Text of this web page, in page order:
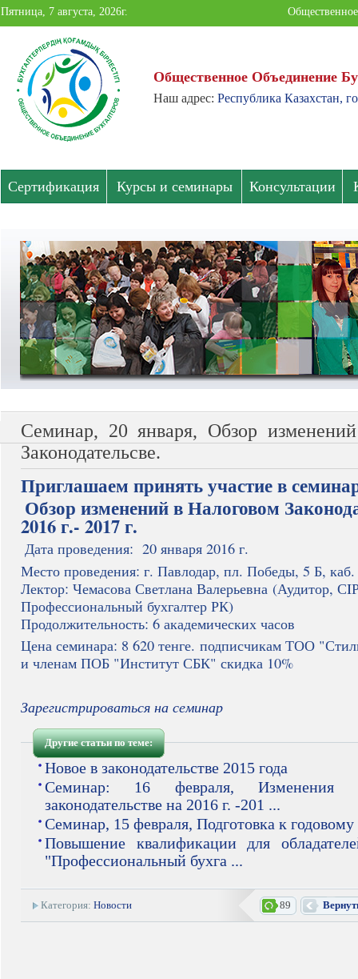
Пятница, 7 августа, 2026г.
Павлодарской
области
Общественное Объединение
Наш адрес: Республика Казахстан,
Сертификация Курсы и семинары Консультации
Семинар, 20 января, Обзор
Законодательсве.
Приглашаем принять участие в
Обзор изменений в Налоговом
2016 г.- 2017 г.
Дата проведения: 20 января 2016 г.
Место проведения: г. Павлодар, пл. Победы, 5 Б,
Лектор: Чемасова Светлана Валерьевна (Аудитор,
Профессиональный бухгалтер РК)
Продолжительность: 6 академических часов
Цена семинара: 8 620 тенге. подписчикам ТОО
и членам ПОБ "Институт СБК" скидка 10%
Зарегистрироваться на семинар
Другие статьи по теме:
Новое в законодательстве 2015 года
Семинар: 16 февраля, Изменения
законодательстве на 2016 г. -201 ...
Семинар, 15 февраля, Подготовка к годовому
Повышение квалификации для
"Профессиональный бухга ...
89
Категория: Новости